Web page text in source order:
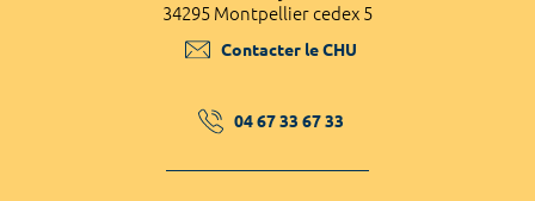
34295 Montpellier cedex 5
Contacter le CHU
04 67 33 67 33